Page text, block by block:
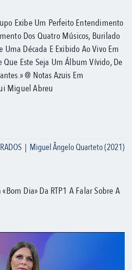
Exibe Um Perfeito Entendimento
Dos Quatro Músicos, Burilado
Uma Década E Exibido Ao Vivo Em
Que Este Seja Um Álbum Vívido, De
@ Notas Azuis Em
Miguel Abreu
| Miguel Ângelo Quarteto (2021)
Dia» Da RTP1 A Falar Sobre A